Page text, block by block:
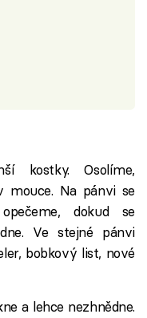
kostky. Osolíme,
mouce. Na pánvi se
dokud se
Ve stejné pánvi
bobkový list, nové
a lehce nezhnědne.